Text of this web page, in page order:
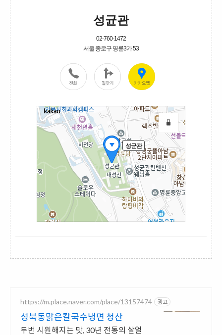
https://m.place.naver.com/place/13157474 광고
성북동맑은칼국수냉면 청산
두번 시원해지는 맛, 30년 전통의 살얼